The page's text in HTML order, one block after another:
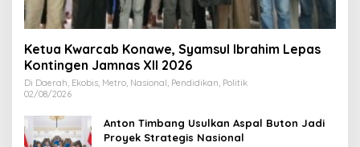
Ketua Kwarcab Konawe, Syamsul Ibrahim Lepas
Kontingen Jamnas XII 2026
Di Daerah, Ekobis, Metro, Nasional, Pendidikan, Politik
02/08/2026
Anton Timbang Usulkan Aspal Buton Jadi
Proyek Strategis Nasional